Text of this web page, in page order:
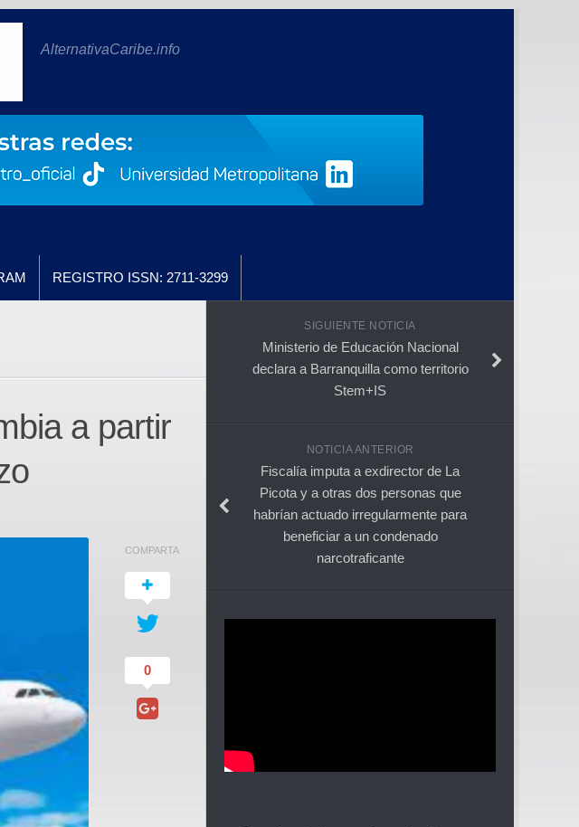
AlternativaCaribe.info
REGISTRO ISSN: 2711-3299
a partir
COMPARTA
0
SIGUIENTE NOTICIA
Ministerio de Educación Nacional
declara a Barranquilla como territorio
Stem+IS
NOTICIA ANTERIOR
Fiscalía imputa a exdirector de La
Picota y a otras dos personas que
habrían actuado irregularmente para
beneficiar a un condenado
narcotraficante